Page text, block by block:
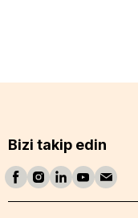
Bizi takip edin